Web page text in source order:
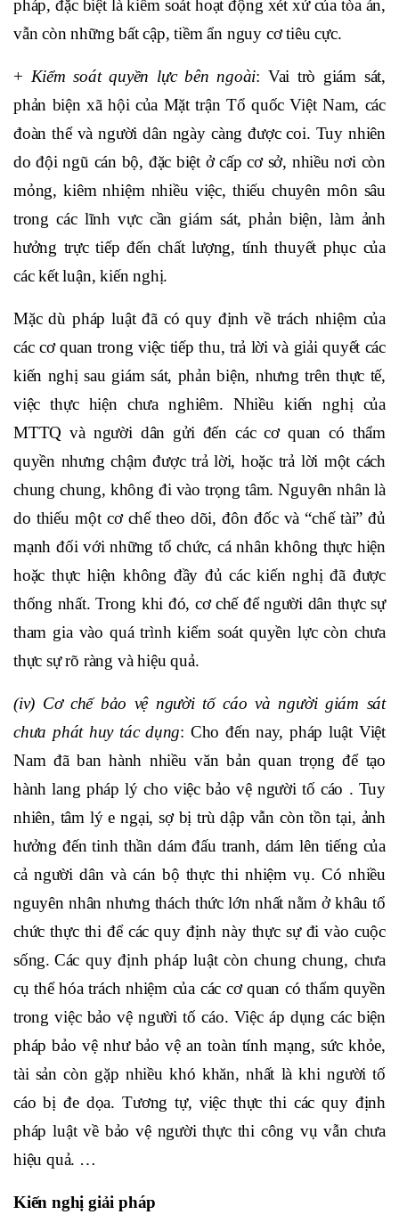
pháp, đặc biệt là kiểm soát hoạt động xét xử của tòa án,
vẫn còn những bất cập, tiềm ẩn nguy cơ tiêu cực.
+ Kiểm soát quyền lực bên ngoài: Vai trò giám sát,
phản biện xã hội của Mặt trận Tổ quốc Việt Nam, các
đoàn thể và người dân ngày càng được coi. Tuy nhiên
do đội ngũ cán bộ, đặc biệt ở cấp cơ sở, nhiều nơi còn
mỏng, kiêm nhiệm nhiều việc, thiếu chuyên môn sâu
trong các lĩnh vực cần giám sát, phản biện, làm ảnh
hưởng trực tiếp đến chất lượng, tính thuyết phục của
các kết luận, kiến nghị.
Mặc dù pháp luật đã có quy định về trách nhiệm của
các cơ quan trong việc tiếp thu, trả lời và giải quyết các
kiến nghị sau giám sát, phản biện, nhưng trên thực tế,
việc thực hiện chưa nghiêm. Nhiều kiến nghị của
MTTQ và người dân gửi đến các cơ quan có thẩm
quyền nhưng chậm được trả lời, hoặc trả lời một cách
chung chung, không đi vào trọng tâm. Nguyên nhân là
do thiếu một cơ chế theo dõi, đôn đốc và “chế tài” đủ
mạnh đối với những tổ chức, cá nhân không thực hiện
hoặc thực hiện không đầy đủ các kiến nghị đã được
thống nhất. Trong khi đó, cơ chế để người dân thực sự
tham gia vào quá trình kiểm soát quyền lực còn chưa
thực sự rõ ràng và hiệu quả.
(iv) Cơ chế bảo vệ người tố cáo và người giám sát
chưa phát huy tác dụng: Cho đến nay, pháp luật Việt
Nam đã ban hành nhiều văn bản quan trọng để tạo
hành lang pháp lý cho việc bảo vệ người tố cáo . Tuy
nhiên, tâm lý e ngại, sợ bị trù dập vẫn còn tồn tại, ảnh
hưởng đến tinh thần dám đấu tranh, dám lên tiếng của
cả người dân và cán bộ thực thi nhiệm vụ. Có nhiều
nguyên nhân nhưng thách thức lớn nhất nằm ở khâu tổ
chức thực thi để các quy định này thực sự đi vào cuộc
sống. Các quy định pháp luật còn chung chung, chưa
cụ thể hóa trách nhiệm của các cơ quan có thẩm quyền
trong việc bảo vệ người tố cáo. Việc áp dụng các biện
pháp bảo vệ như bảo vệ an toàn tính mạng, sức khỏe,
tài sản còn gặp nhiều khó khăn, nhất là khi người tố
cáo bị đe dọa. Tương tự, việc thực thi các quy định
pháp luật về bảo vệ người thực thi công vụ vẫn chưa
hiệu quả. …
Kiến nghị giải pháp